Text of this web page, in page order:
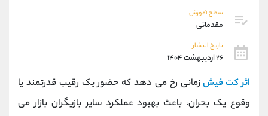
سطح آموزش
مقدماتی
تاریخ انتشار
۲۶ اردیبهشت ۱۴۰۴
اثر کت فیشزمانی رخ می ‌دهد که حضور یک رقیب قدرتمند یا
وقوع یک بحران، باعث بهبود عملکرد سایر بازیگران بازار می
اطلاعات تماس
تلفن 021-22021030
021-22021040
بدون پیش شماره